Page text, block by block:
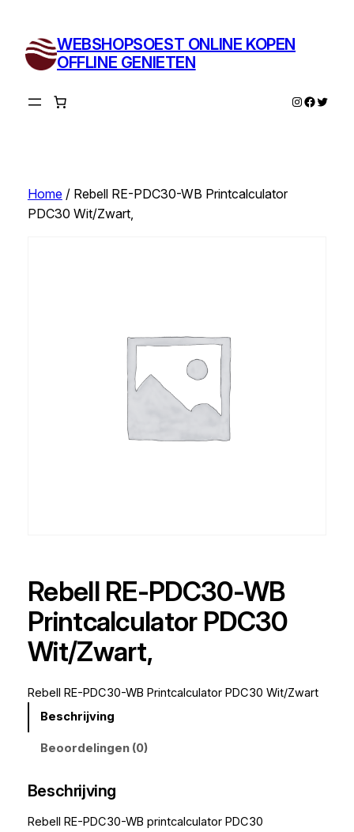
inhoud
WEBSHOPSOEST ONLINE KOPEN
OFFLINE GENIETEN
Instagram
Twitter
Home/ Rebell RE-PDC30-WB Printcalculator
PDC30 Wit/Zwart,
Rebell RE-PDC30-WB
Printcalculator PDC30
Wit/Zwart,
Rebell RE-PDC30-WB Printcalculator PDC30 Wit/Zwart
Beschrijving
Beoordelingen (0)
Beschrijving
Rebell RE-PDC30-WB printcalculator PDC30